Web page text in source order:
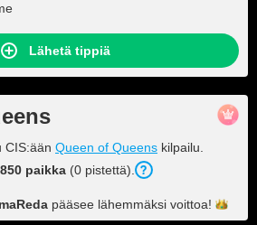
Lähetä tippiä
CIS:ään Queen of Queens kilpailu.
paikka (0 pistettä).
pääsee lähemmäksi voittoa!